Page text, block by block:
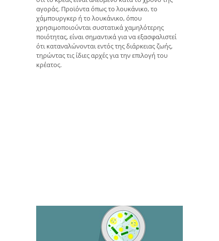
αγοράς. Προϊόντα όπως το λουκάνικο, το
χάμπουργκερ ή το λουκάνικο, όπου
χρησιμοποιούνται συστατικά χαμηλότερης
ποιότητας, είναι σημαντικά για να εξασφαλιστεί
ότι καταναλώνονται εντός της διάρκειας ζωής,
τηρώντας τις ίδιες αρχές για την επιλογή του
κρέατος.